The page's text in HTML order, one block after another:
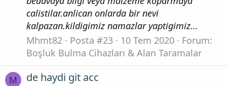
calistilar.anlican onlarda bir nevi
kalpazan.kildigimiz namazlar yaptigimiz...
Mhmt82
Posta #23 10 Tem 2020
Forum:
Boşluk Bulma Cihazları & Alan Taramalar
M de haydi git acc